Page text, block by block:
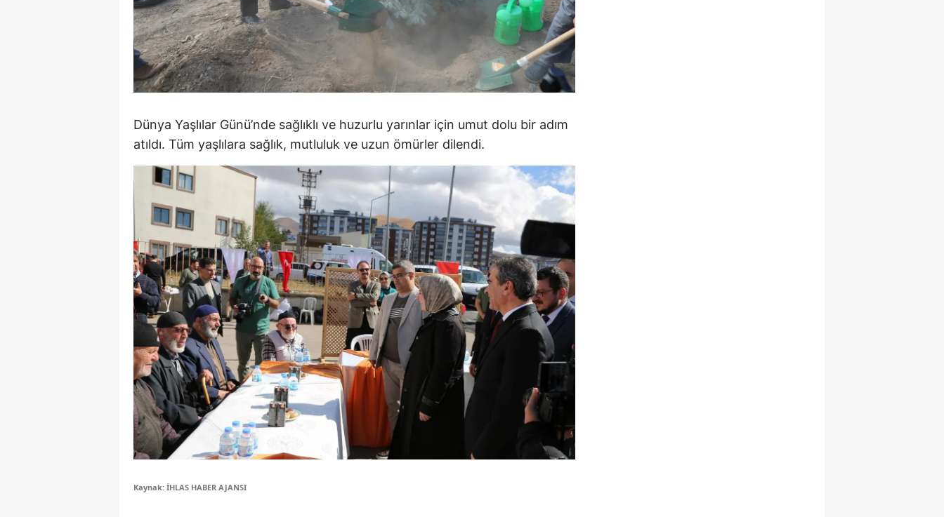
Karaman
Kırıkkale
Batman
Bartın
Ardahan
Iğdır
Yalova
Karabük
Kilis
Osmaniye
Düzce
Dünya Yaşlılar Günü’nde sağlıklı ve huzurlu yarınlar için umut dolu bir adım
atıldı. Tüm yaşlılara sağlık, mutluluk ve uzun ömürler dilendi.
Kaynak: İHLAS HABER AJANSI